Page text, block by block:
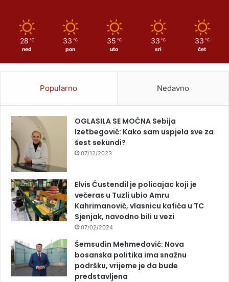
28 ℃
ned
33 ℃
pon
35 ℃
uto
33 ℃
sri
33 ℃
čet
Popularno Nedavno
OGLASILA SE MOĆNA Sebija
Izetbegović: Kako sam uspjela sve za
šest sekundi?
07/12/2023
Elvis Ćustendil je policajac koji je
večeras u Tuzli ubio Amru
Kahrimanović, vlasnicu kafića u TC
Sjenjak, navodno bili u vezi
07/02/2024
Šemsudin Mehmedović: Nova
bosanska politika ima snažnu
podršku, vrijeme je da bude
predstavljena